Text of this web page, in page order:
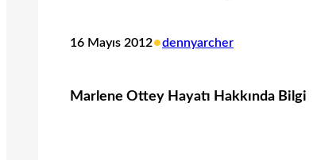
16 Mayıs 2012•dennyarcher
Marlene Ottey Hayatı Hakkında Bilgi